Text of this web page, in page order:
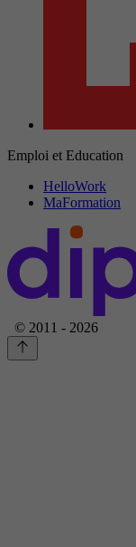
Emploi et Education
HelloWork
MaFormation
© 2011 - 2026